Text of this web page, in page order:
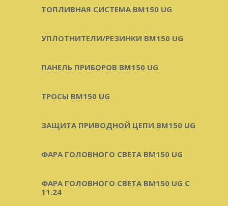
ТОПЛИВНАЯ СИСТЕМА BM150 UG
УПЛОТНИТЕЛИ/РЕЗИНКИ BM150 UG
ПАНЕЛЬ ПРИБОРОВ BM150 UG
ТРОСЫ BM150 UG
ЗАЩИТА ПРИВОДНОЙ ЦЕПИ BM150 UG
ФАРА ГОЛОВНОГО СВЕТА BM150 UG
ФАРА ГОЛОВНОГО СВЕТА BM150 UG C
11.24